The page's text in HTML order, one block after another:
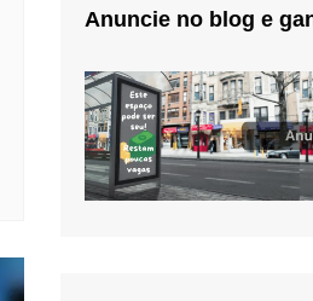
Anuncie no blog e